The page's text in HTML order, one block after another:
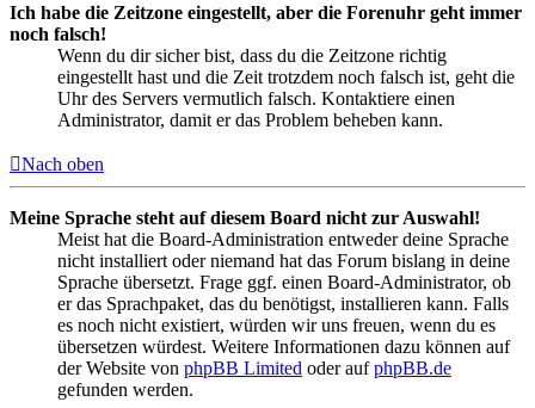
Ich habe die Zeitzone eingestellt, aber die Forenuhr geht immer
noch falsch!
Wenn du dir sicher bist, dass du die Zeitzone richtig
eingestellt hast und die Zeit trotzdem noch falsch ist, geht die
Uhr des Servers vermutlich falsch. Kontaktiere einen
Administrator, damit er das Problem beheben kann.
Nach oben
Meine Sprache steht auf diesem Board nicht zur Auswahl!
Meist hat die Board-Administration entweder deine Sprache
nicht installiert oder niemand hat das Forum bislang in deine
Sprache übersetzt. Frage ggf. einen Board-Administrator, ob
er das Sprachpaket, das du benötigst, installieren kann. Falls
es noch nicht existiert, würden wir uns freuen, wenn du es
übersetzen würdest. Weitere Informationen dazu können auf
der Website von phpBB Limited oder aufphpBB.de
gefunden werden.